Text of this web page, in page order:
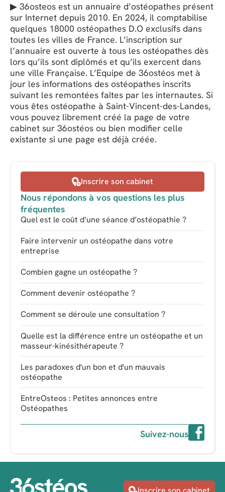
▶ 36osteos est un annuaire d’ostéopathes présent
sur Internet depuis 2010. En 2024, il comptabilise
quelques 18000 ostéopathes D.O exclusifs dans
toutes les villes de France. L’inscription sur
l’annuaire est ouverte à tous les ostéopathes dès
lors qu’ils sont diplômés et qu’ils exercent dans
une ville Française. L’Equipe de 36ostéos met à
jour les informations des ostéopathes inscrits
suivant les remontées faîtes par les internautes. Si
vous êtes ostéopathe à Saint-Vincent-des-Landes,
vous pouvez librement créé la page de votre
cabinet sur 36ostéos ou bien modifier celle
existante si une page est déjà créée.
Inscrire son cabinet
Nous répondons à vos questions les plus
fréquentes
Quel est le coût d’une séance d’ostéopathie ?
Faire intervenir un ostéopathe dans votre
entreprise
Combien gagne un ostéopathe ?
Comment devenir ostéopathe ?
Comment se déroule une consultation ?
Quelle est la différence entre un ostéopathe et un
masseur-kinésithérapeute ?
Les paradoxes d'un bon et d'un mauvais
ostéopathe
EntreOsteos : Petites annonces entre
Ostéopathes
Suivez-nous